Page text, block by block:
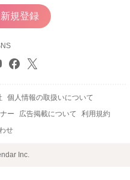
規登録
個人情報の取扱いについて
ー 広告掲載について
利用規約
せ
Inc.